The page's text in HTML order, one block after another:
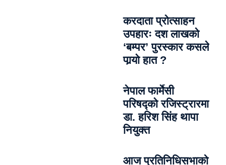
करदाता प्रोत्साहन
उपहारः दश लाखको
‘बम्पर’ पुरस्कार कसले
पार्‍याे हात ?
नेपाल फार्मेसी
परिषद्को रजिस्ट्रारमा
डा. हरिश सिंह थापा
नियुक्त
आज प्रतिनिधिसभाको